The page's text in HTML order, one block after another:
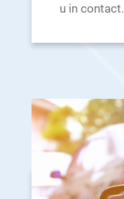
u in contact.